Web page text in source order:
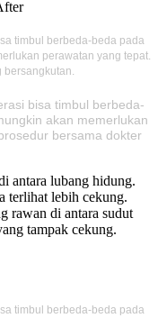
timbul berbeda-beda pada
perawatan yang tepat.
bersangkutan.
bisa timbul berbeda-
akan memerlukan
bersama dokter
antara lubang hidung.
terlihat lebih cekung.
rawan di antara sudut
tampak cekung.
timbul berbeda-beda pada